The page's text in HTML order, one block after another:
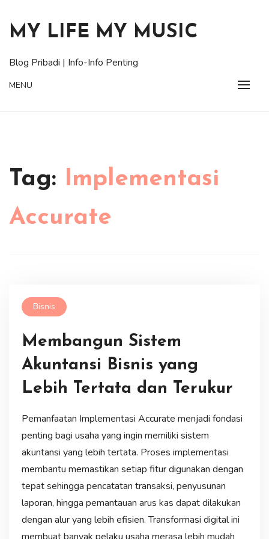
content
MY LIFE MY MUSIC
Blog Pribadi | Info-Info Penting
MENU
Tag: Implementasi
Accurate
Bisnis
Membangun Sistem
Akuntansi Bisnis yang
Lebih Tertata dan Terukur
Pemanfaatan Implementasi Accurate menjadi fondasi
penting bagi usaha yang ingin memiliki sistem
akuntansi yang lebih tertata. Proses implementasi
membantu memastikan setiap fitur digunakan dengan
tepat sehingga pencatatan transaksi, penyusunan
laporan, hingga pemantauan arus kas dapat dilakukan
dengan alur yang lebih efisien. Transformasi digital ini